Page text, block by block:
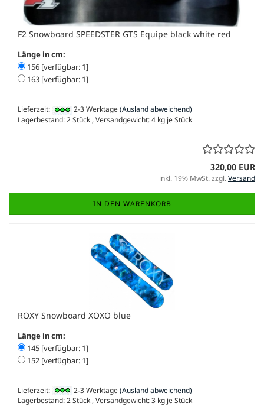
F2 Snowboard SPEEDSTER GTS Equipe black white red
Länge in cm:
156 [verfügbar: 1]
163 [verfügbar: 1]
Lieferzeit: 2-3 Werktage(Ausland abweichend)
Lagerbestand: 2 Stück , Versandgewicht:4 kg je Stück
320,00 EUR
inkl. 19% MwSt. zzgl.Versand
IN DEN WARENKORB
ROXY Snowboard XOXO blue
Länge in cm:
145 [verfügbar: 1]
152 [verfügbar: 1]
Lieferzeit: 2-3 Werktage(Ausland abweichend)
Lagerbestand: 2 Stück , Versandgewicht:3 kg je Stück